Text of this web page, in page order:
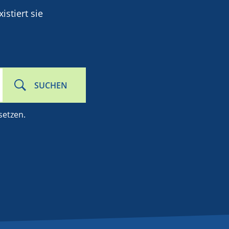
sie
SUCHEN